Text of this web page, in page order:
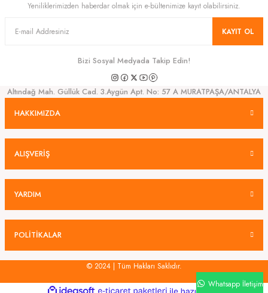
Yeniliklerimizden haberdar olmak için e-bültenimize kayıt olabilirsiniz.
KAYIT OL
Bizi Sosyal Medyada Takip Edin!
Altındağ Mah. Güllük Cad. 3.Aygün Apt. No: 57 A MURATPAŞA/ANTALYA
HAKKIMIZDA
ALIŞVERİŞ
YARDIM
POLİTİKALAR
© 2024 | Tüm Hakları Saklıdır.
Whatsapp İletişim
ideasoft e-